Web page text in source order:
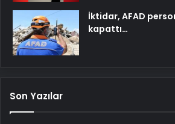
İktidar, AFAD
kapattı…
Son Yazılar